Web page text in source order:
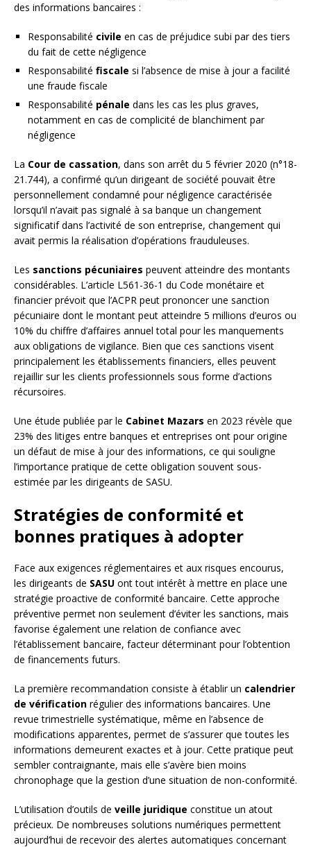
des informations bancaires :
Responsabilité civile en cas de préjudice subi par des tiers
du fait de cette négligence
Responsabilité fiscale si l’absence de mise à jour a facilité
une fraude fiscale
Responsabilité pénale dans les cas les plus graves,
notamment en cas de complicité de blanchiment par
négligence
La Cour de cassation, dans son arrêt du 5 février 2020 (n°18-
21.744), a confirmé qu’un dirigeant de société pouvait être
personnellement condamné pour négligence caractérisée
lorsqu’il n’avait pas signalé à sa banque un changement
significatif dans l’activité de son entreprise, changement qui
avait permis la réalisation d’opérations frauduleuses.
Les sanctions pécuniaires peuvent atteindre des montants
considérables. L’article L561-36-1 du Code monétaire et
financier prévoit que l’ACPR peut prononcer une sanction
pécuniaire dont le montant peut atteindre 5 millions d’euros ou
10% du chiffre d’affaires annuel total pour les manquements
aux obligations de vigilance. Bien que ces sanctions visent
principalement les établissements financiers, elles peuvent
rejaillir sur les clients professionnels sous forme d’actions
récursoires.
Une étude publiée par le Cabinet Mazars en 2023 révèle que
23% des litiges entre banques et entreprises ont pour origine
un défaut de mise à jour des informations, ce qui souligne
l’importance pratique de cette obligation souvent sous-
estimée par les dirigeants de SASU.
Stratégies de conformité et
bonnes pratiques à adopter
Face aux exigences réglementaires et aux risques encourus,
les dirigeants de SASU ont tout intérêt à mettre en place une
stratégie proactive de conformité bancaire. Cette approche
préventive permet non seulement d’éviter les sanctions, mais
favorise également une relation de confiance avec
l’établissement bancaire, facteur déterminant pour l’obtention
de financements futurs.
La première recommandation consiste à établir un calendrier
de vérification régulier des informations bancaires. Une
revue trimestrielle systématique, même en l’absence de
modifications apparentes, permet de s’assurer que toutes les
informations demeurent exactes et à jour. Cette pratique peut
sembler contraignante, mais elle s’avère bien moins
chronophage que la gestion d’une situation de non-conformité.
L’utilisation d’outils de veille juridique constitue un atout
précieux. De nombreuses solutions numériques permettent
aujourd’hui de recevoir des alertes automatiques concernant